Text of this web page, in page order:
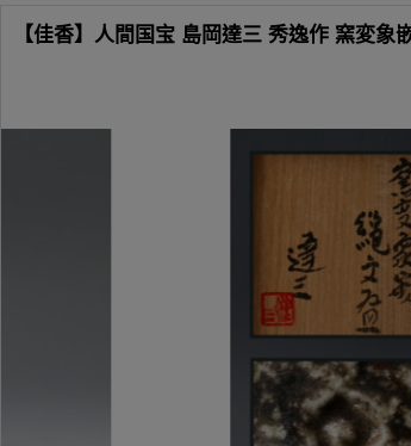
【佳香】人間国宝 島岡達三 秀逸作 窯変